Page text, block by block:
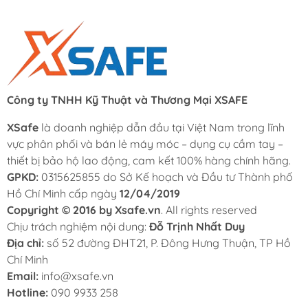
Công ty TNHH Kỹ Thuật và Thương Mại XSAFE
XSafe là doanh nghiệp dẫn đầu tại Việt Nam trong lĩnh
vực phân phối và bán lẻ máy móc – dụng cụ cầm tay –
thiết bị bảo hộ lao động, cam kết 100% hàng chính hãng.
GPKD: 0315625855 do Sở Kế hoạch và Đầu tư Thành phố
Hồ Chí Minh cấp ngày 12/04/2019
Copyright © 2016 by Xsafe.vn. All rights reserved
Chịu trách nghiệm nội dung: Đỗ Trịnh Nhất Duy
Địa chỉ: số 52 đường ĐHT21, P. Đông Hưng Thuận, TP Hồ
Chí Minh
Email: info@xsafe.vn
Hotline: 090 9933 258